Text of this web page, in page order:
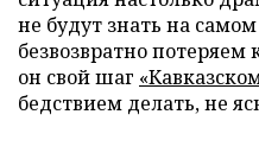
не будут знать на
безвозвратно потеряем
он свой шаг
бедствием делать, не